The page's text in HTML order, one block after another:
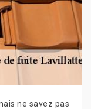
ne savez pas